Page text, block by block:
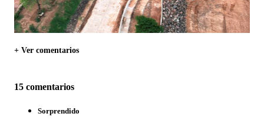
+ Ver comentarios
15 comentarios
Sorprendido